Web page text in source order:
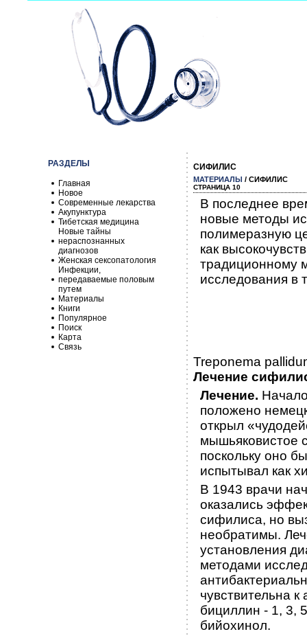
РАЗДЕЛЫ
Главная
Новое
Современные лекарства
Акупунктура
Тибетская медицина
Новые тайны
нераспознанных
диагнозов
Женская сексопатология
Инфекции,
передаваемые половым
путем
Материалы
Книги
Популярное
Поиск
Карта
Связь
СИФИЛИС
МАТЕРИАЛЫ / СИФИЛИС
СТРАНИЦА 10
В последнее
новые методы
полимеразную
как
традиционному
исследования в
Treponema
Лечение
Лечение.
положено
открыл
мышьяковистое
поскольку оно
испытывал как
В 1943 врачи
оказались
сифилиса, но
необратимы.
установления
методами
чувствительна
бициллин - 1, 3,
бийохинол.